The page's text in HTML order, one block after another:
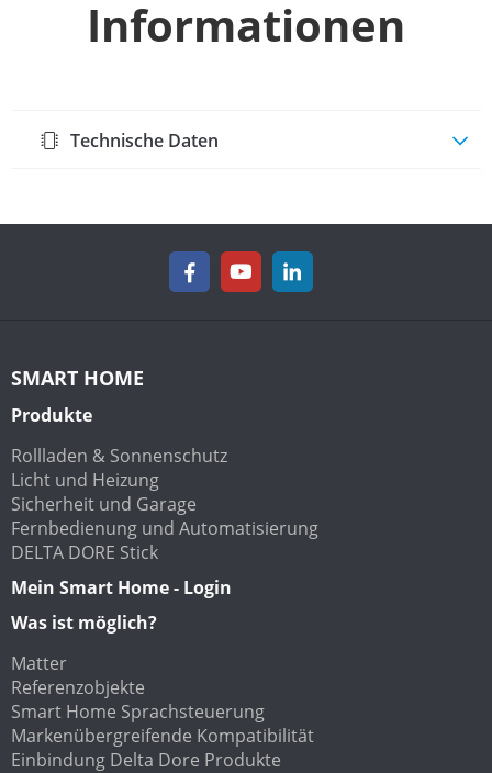
Informationen
Technische Daten
SMART HOME
Produkte
Rollladen & Sonnenschutz
Licht und Heizung
Sicherheit und Garage
Fernbedienung und Automatisierung
DELTA DORE Stick
Mein Smart Home - Login
Was ist möglich?
Matter
Referenzobjekte
Smart Home Sprachsteuerung
Markenübergreifende Kompatibilität
Einbindung Delta Dore Produkte